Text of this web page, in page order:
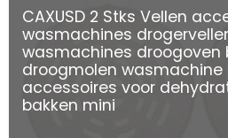
CAXUSD 2 Stks Vellen
wasmachines
wasmachines droogoven
droogmolen wasmachine
accessoires voor
bakken mini